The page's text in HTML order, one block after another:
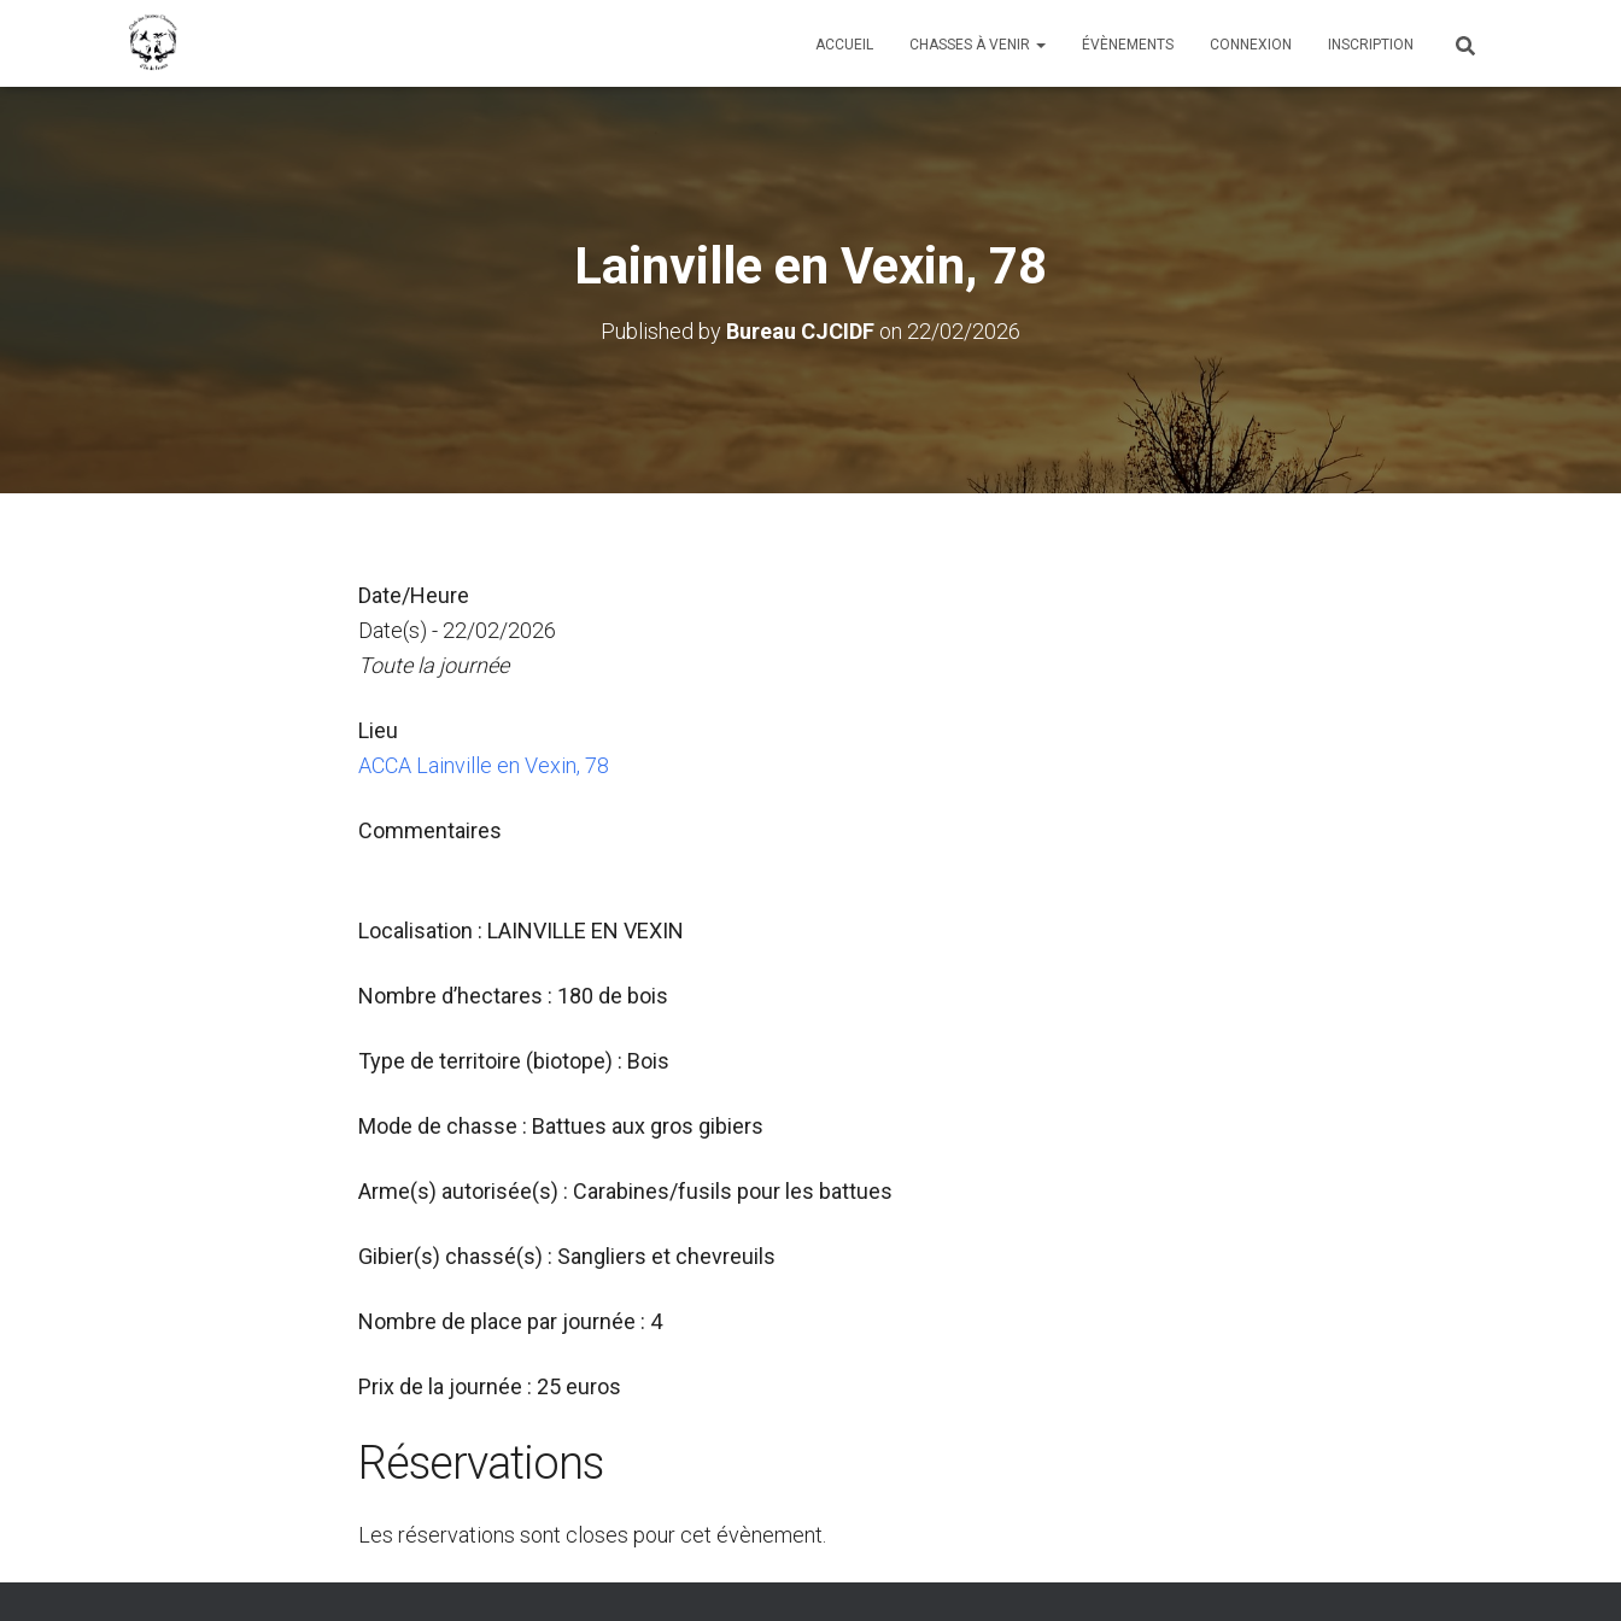
ACCUEIL CHASSES À VENIR ÉVÈNEMENTS CONNEXION INSCRIPTION
Lainville en Vexin, 78
Published by Bureau CJCIDF on 22/02/2026
Date/Heure
Date(s) - 22/02/2026
Toute la journée
Lieu
ACCA Lainville en Vexin, 78
Commentaires
Localisation : LAINVILLE EN VEXIN
Nombre d’hectares : 180 de bois
Type de territoire (biotope) : Bois
Mode de chasse : Battues aux gros gibiers
Arme(s) autorisée(s) : Carabines/fusils pour les battues
Gibier(s) chassé(s) : Sangliers et chevreuils
Nombre de place par journée : 4
Prix de la journée : 25 euros
Réservations
Les réservations sont closes pour cet évènement.